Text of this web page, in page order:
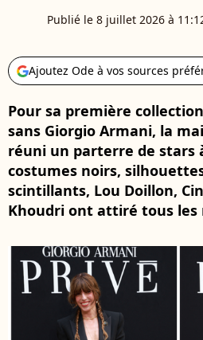
Publié le 8 juillet 2026 à
Ajoutez Ode à vos sources
Pour sa première
sans Giorgio Armani, la
réuni un parterre de stars
costumes noirs,
scintillants, Lou Doillon,
Khoudri ont attiré tous les